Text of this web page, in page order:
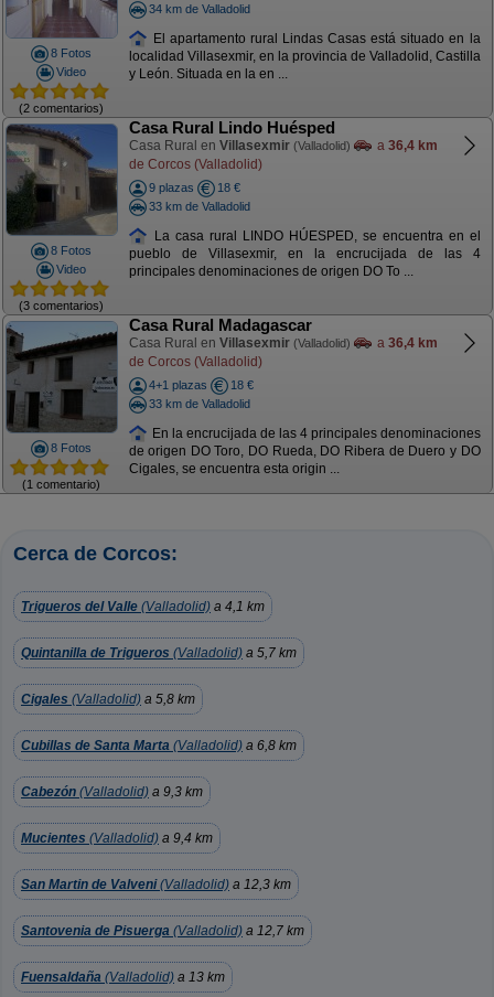
8 Fotos
Video
(2 comentarios)
34 km de Valladolid
El apartamento rural Lindas Casas está situado en la
localidad Villasexmir, en la provincia de Valladolid, Castilla
y León. Situada en la en ...
8 Fotos
Video
(3 comentarios)
Casa Rural Lindo Huésped
Casa Rural en Villasexmir (Valladolid) a 36,4 km
de Corcos (Valladolid)
9 plazas
18 €
33 km de Valladolid
La casa rural LINDO HÚESPED, se encuentra en el
pueblo de Villasexmir, en la encrucijada de las 4
principales denominaciones de origen DO To ...
8 Fotos
(1 comentario)
Casa Rural Madagascar
Casa Rural en Villasexmir (Valladolid) a 36,4 km
de Corcos (Valladolid)
4+1 plazas
18 €
33 km de Valladolid
En la encrucijada de las 4 principales denominaciones
de origen DO Toro, DO Rueda, DO Ribera de Duero y DO
Cigales, se encuentra esta origin ...
Cerca de Corcos:
Trigueros del Valle (Valladolid) a 4,1 km
Quintanilla de Trigueros (Valladolid) a 5,7 km
Cigales (Valladolid) a 5,8 km
Cubillas de Santa Marta (Valladolid) a 6,8 km
Cabezón (Valladolid) a 9,3 km
Mucientes (Valladolid) a 9,4 km
San Martin de Valveni(Valladolid) a 12,3 km
Santovenia de Pisuerga (Valladolid) a 12,7 km
Fuensaldaña (Valladolid) a 13 km